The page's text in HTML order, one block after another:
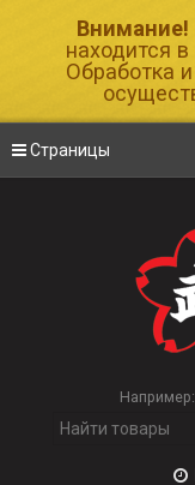
Внимание!
находится
Обработка
Страницы
Например: